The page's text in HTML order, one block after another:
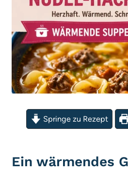
Springe zu Rezept
Ein wärmendes